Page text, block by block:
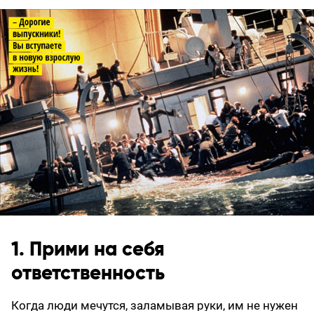
1. Прими на себя
ответственность
Когда люди мечутся, заламывая руки, им не нужен